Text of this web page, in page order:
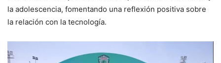
la adolescencia, fomentando una reflexión positiva sobre
la relación con la tecnología.